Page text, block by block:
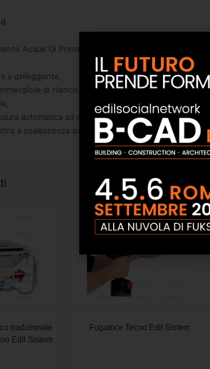
Acque Di Prima Pioggia con Accumulo e Rilancio
a galleggiante,
di rilancio con quadro elettrico di comando
automatica ad otturatore a galleggiante in
a coalescenza asportabile in poliuretano espanso
tradizionale
Edil Sistem
Fugatrice Tecno Edil Sistem